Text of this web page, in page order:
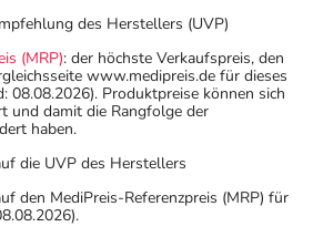
des Herstellers (UVP)
(MRP): der höchste Verkaufspreis, den
www.medipreis.de für dieses
08.08.2026). Produktpreise können sich
und damit die Rangfolge der
haben.
die UVP des Herstellers
den MediPreis-Referenzpreis (MRP) für